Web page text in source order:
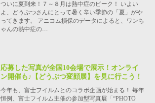
ついに夏到来！７～８月は熱中症のピーク！ いよい
よ、どうぶつさんにとって暑く辛い季節の「夏」がや
ってきます。 アニコム損保のデータによると、ワンち
ゃんの熱中症の…
応募した写真が全国10会場で展示！オンライ
ン開催も♪【どうぶつ変顔展】を見に行こう！
今年も、富士フイルムとのコラボ企画が始まる！ 毎年
恒例、富士フイルム主催の参加型写真展「“PHOTO